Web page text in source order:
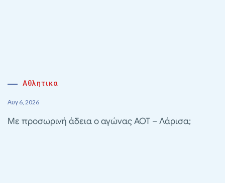
Αθλητικα
Αυγ 6, 2026
Με προσωρινή άδεια ο αγώνας ΑΟΤ – Λάρισα;